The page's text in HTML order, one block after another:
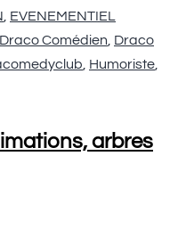
EVENEMENTIEL
Draco Comédien Draco
Humoriste
arbres